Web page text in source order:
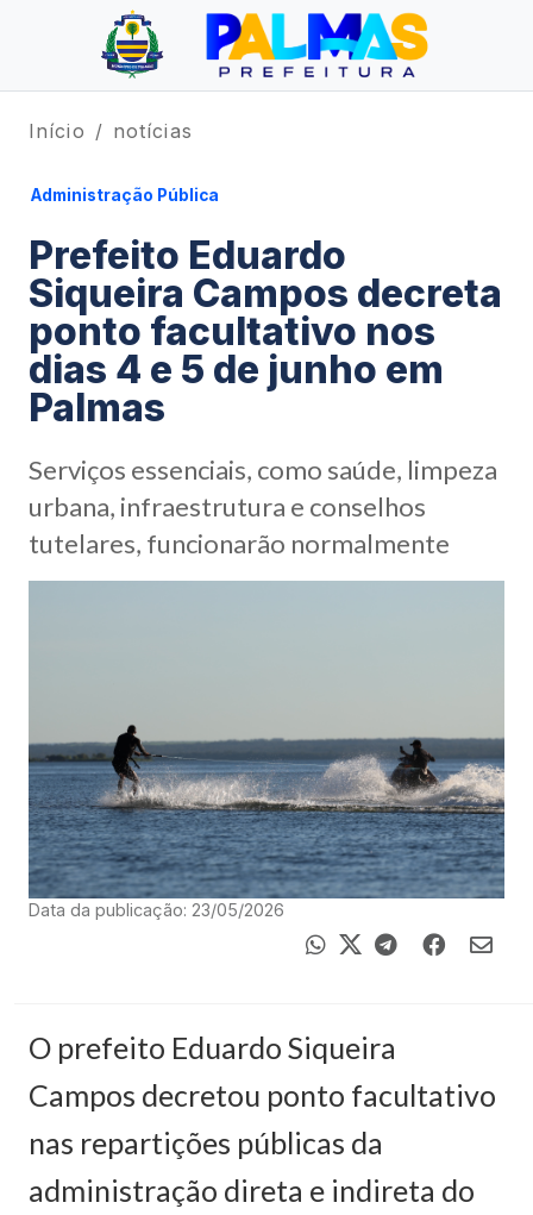
Início notícias
Administração Pública
Prefeito Eduardo
Siqueira Campos decreta
ponto facultativo nos
dias 4 e 5 de junho em
Palmas
Serviços essenciais, como saúde, limpeza
urbana, infraestrutura e conselhos
tutelares, funcionarão normalmente
Data da publicação: 23/05/2026
O prefeito Eduardo Siqueira
Campos decretou ponto facultativo
nas repartições públicas da
administração direta e indireta do